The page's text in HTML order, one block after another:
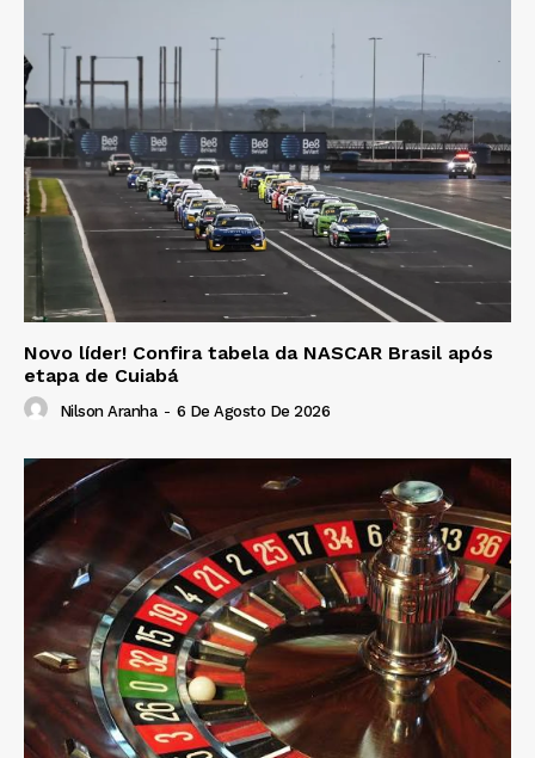
Novo líder! Confira tabela da NASCAR Brasil após
etapa de Cuiabá
Nilson Aranha - 6 De Agosto De 2026